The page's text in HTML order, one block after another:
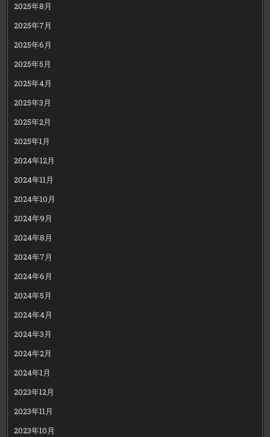
2025年8月
2025年7月
2025年6月
2025年5月
2025年4月
2025年3月
2025年2月
2025年1月
2024年12月
2024年11月
2024年10月
2024年9月
2024年8月
2024年7月
2024年6月
2024年5月
2024年4月
2024年3月
2024年2月
2024年1月
2023年12月
2023年11月
2023年10月